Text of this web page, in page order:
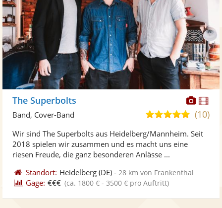
Fotos
The Superbolts
5,0
5
(10)
Band, Cover-Band
Wir sind The Superbolts aus Heidelberg/Mannheim. Seit
2018 spielen wir zusammen und es macht uns eine
riesen Freude, die ganz besonderen Anlässe ...
Standort: Heidelberg (DE) - 28 km von Frankenthal
Gage: €€€ (ca. 1800 € - 3500 € pro Auftritt)